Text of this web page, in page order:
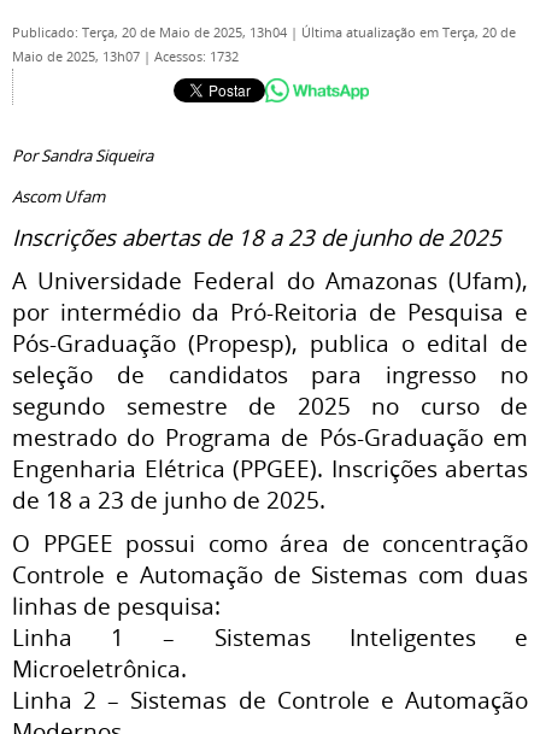
Publicado: Terça, 20 de Maio de 2025, 13h04 | Última atualização em Terça, 20 de
Maio de 2025, 13h07 | Acessos: 1732
Por Sandra Siqueira
Ascom Ufam
Inscrições abertas de 18 a 23 de junho de 2025
A Universidade Federal do Amazonas (Ufam),
por intermédio da Pró-Reitoria de Pesquisa e
Pós-Graduação (Propesp), publica o edital de
seleção de candidatos para ingresso no
segundo semestre de 2025 no curso de
mestrado do Programa de Pós-Graduação em
Engenharia Elétrica (PPGEE). Inscrições abertas
de 18 a 23 de junho de 2025.
O PPGEE possui como área de concentração
Controle e Automação de Sistemas com duas
linhas de pesquisa:
Linha 1 – Sistemas Inteligentes e
Microeletrônica.
Linha 2 – Sistemas de Controle e Automação